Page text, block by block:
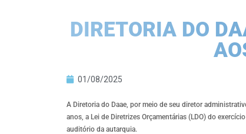
DIRETORIA DO
01/08/2025
A Diretoria do Daae, por meio de seu diretor
anos, a Lei de Diretrizes Orçamentárias (LDO) do
auditório da autarquia.